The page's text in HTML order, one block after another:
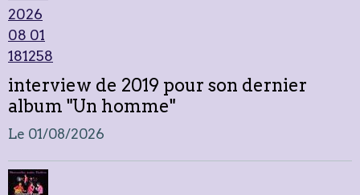
interview de 2019 pour son dernier
album "Un homme"
Le 01/08/2026